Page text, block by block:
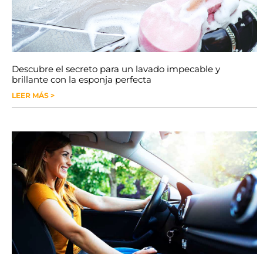
Descubre el secreto para un lavado impecable y
brillante con la esponja perfecta
LEER MÁS >